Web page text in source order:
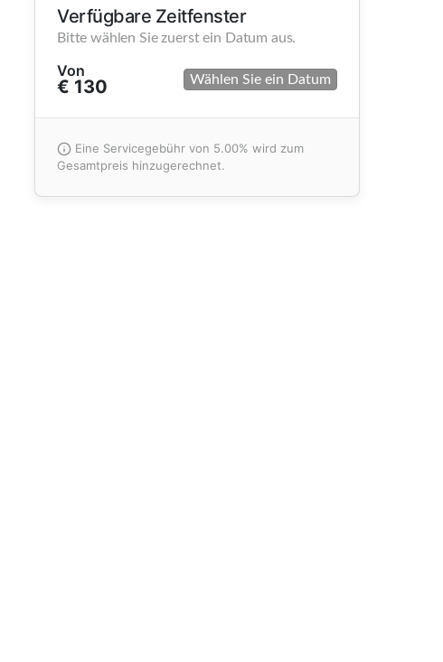
Verfügbare Zeitfenster
Bitte wählen Sie zuerst ein Datum aus.
Von
€ 130 Wählen Sie ein Datum
Eine Servicegebühr von 5.00% wird zum
Gesamtpreis hinzugerechnet.